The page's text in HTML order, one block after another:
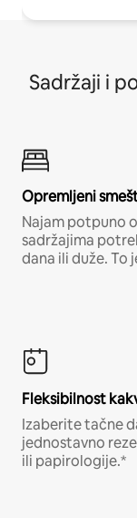
Sadržaji i
Opremljeni
Najam potpuno
sadržajima
dana ili duže. To
Fleksibilnost
Izaberite tačne
jednostavno
ili papirologije.*